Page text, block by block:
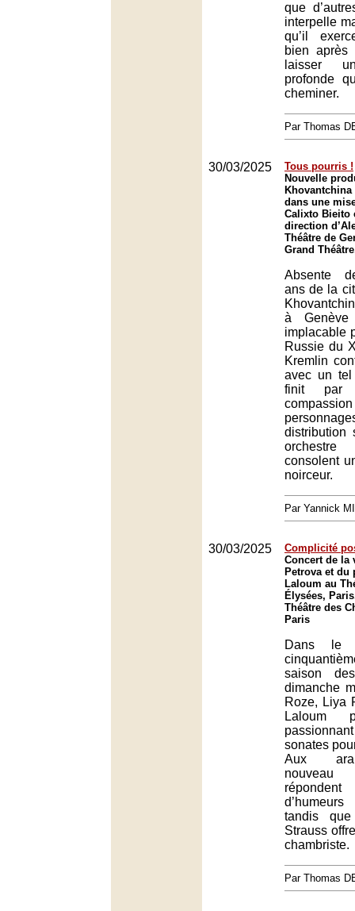
que
interpelle
qu’il
bien après
laisser
profonde
cheminer.
Par Thomas
30/03/2025
Tous pourris !
Nouvelle
dans une
Calixto Bieito
direction
Théâtre de
Grand
Absente
ans de la
à
implacable
Russie du
Kremlin
avec un tel
finit par
distribution
consolent
noirceur.
Par Yannick
30/03/2025
Complicité
Concert de la
Petrova et du
Laloum au
Élysées,
Théâtre des
Paris
Dans le
saison
dimanche
Roze, Liya
Laloum
sonates
Aux
nouveau
tandis
Strauss
chambriste.
Par Thomas